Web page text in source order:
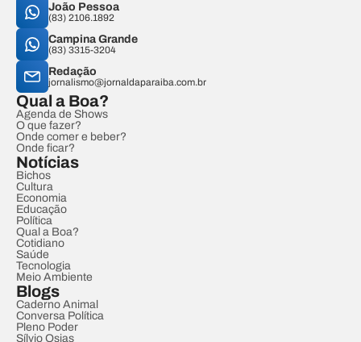
João Pessoa
(83) 2106.1892
Campina Grande
(83) 3315-3204
Redação
jornalismo@jornaldaparaiba.com.br
Qual a Boa?
Agenda de Shows
O que fazer?
Onde comer e beber?
Onde ficar?
Notícias
Bichos
Cultura
Economia
Educação
Política
Qual a Boa?
Cotidiano
Saúde
Tecnologia
Meio Ambiente
Blogs
Caderno Animal
Conversa Política
Pleno Poder
Sílvio Osias